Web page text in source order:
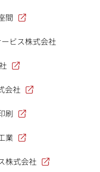
間
ビス株式会社
会社
刷
業
株式会社